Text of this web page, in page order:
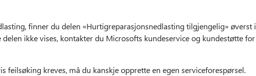
finner du delen «Hurtigreparasjonsnedlasting tilgjengelig» øverst i
ikke vises, kontakter du Microsofts kundeservice og kundestøtte for
feilsøking kreves, må du kanskje opprette en egen serviceforespørsel.